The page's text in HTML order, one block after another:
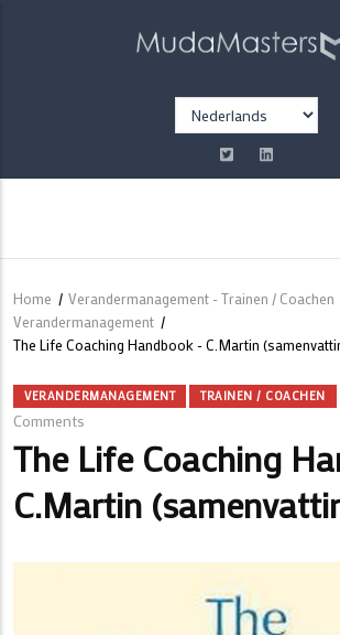
Select
your
language
Kruimelpad
Home / Verandermanagement - Trainen / Coachen
Verandermanagement /
The Life Coaching Handbook - C.Martin
VERANDERMANAGEMENT TRAINEN / COACHEN
Comments
The Life Coaching
C.Martin